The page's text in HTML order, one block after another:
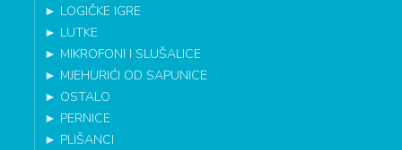
► LOGIČKE IGRE
► LUTKE
► MIKROFONI I SLUŠALICE
► MJEHURIĆI OD SAPUNICE
► OSTALO
► PERNICE
► PLIŠANCI